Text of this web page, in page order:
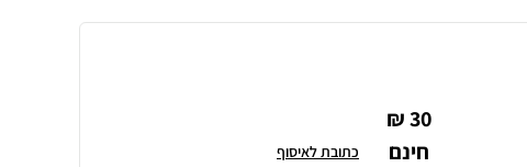
30 ₪
חינם כתובת לאיסוף